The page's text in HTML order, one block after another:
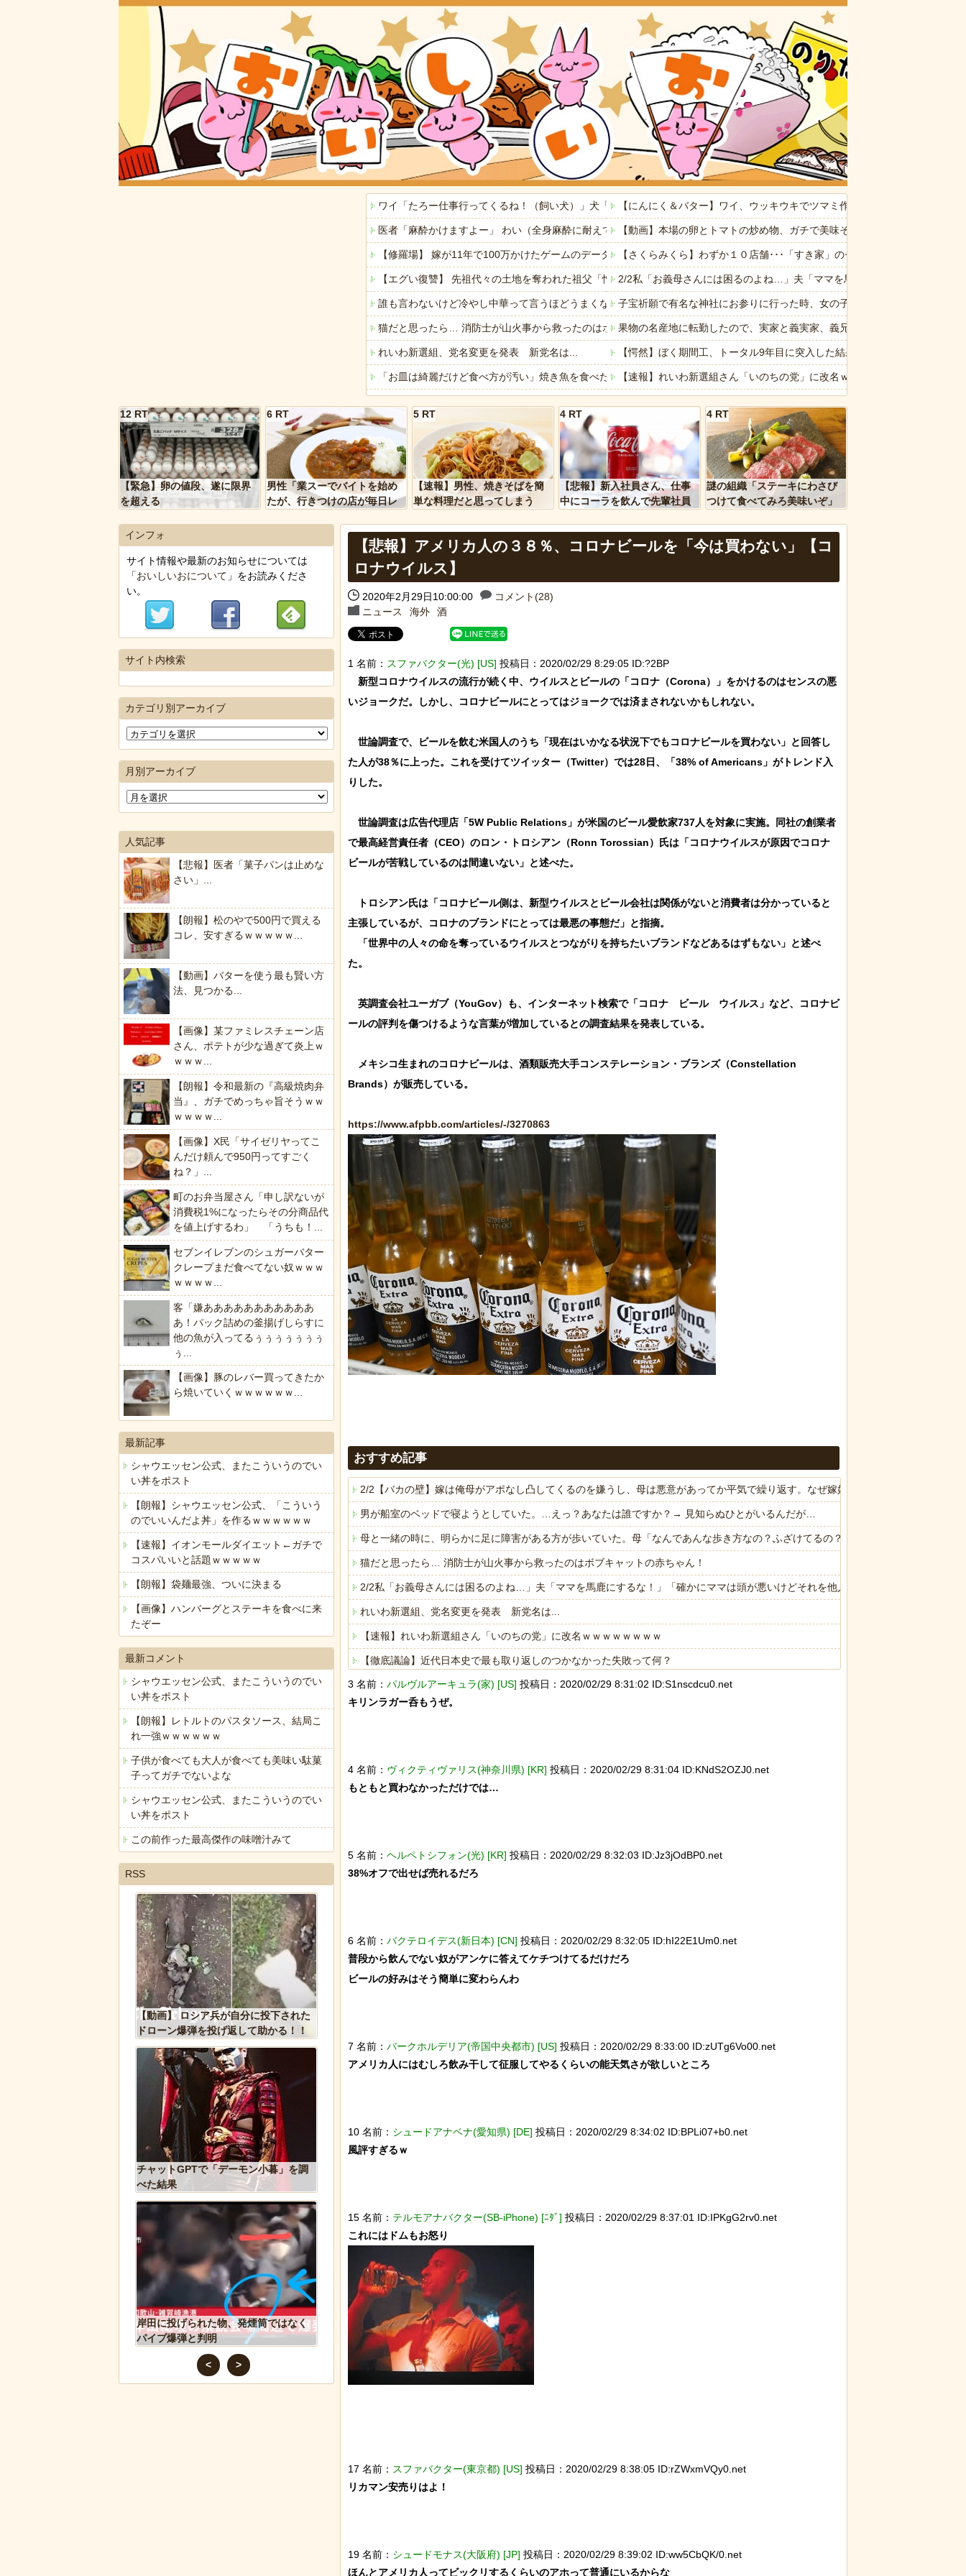
ワイ「たろー仕事行ってくるね！（飼い犬）」犬「…？（ぷい」
医者「麻酔かけますよー」 わい（全身麻酔に耐えて見せる！うおおおおおお！！！！）
【修羅場】 嫁が11年で100万かけたゲームのデータを消した８歳の息子。理由は嫁が叱った腹いせ→滅多に怒らない嫁が子供に
【エグい復讐】 先祖代々の土地を奪われた祖父「憎い！命が尽きても奴らに絶対復讐してやる！！」→祖父が亡くなりその土地
誰も言わないけど冷やし中華って言うほどうまくないよね
猫だと思ったら… 消防士が山火事から救ったのはボブキャットの赤ちゃん！
れいわ新選組、党名変更を発表 新党名は...
「お皿は綺麗だけど食べ方が汚い」焼き魚を食べた知人の信じられない所作…両手で1本ずつ箸を持ち、骨や手をしゃぶり、口か
【徹底議論】近代日本史で最も取り返しのつかなかった失敗って何？
「これで11万取られたの!?」あるX民が玄関ドアノブの修理を頼んだら…とんでもない事になった😱
「アメリカのヤンキーがアジア人にケンカを売った結果ｗｗｗ」 ほか
「あなたはアメリカを愛していますか」「はい」トランプ、国防総省職員数千人をウソ発見器にかける方針
ヒーローのサバイバルアクション Siege Survivors
【中国】パトカーの前で好演技www当たり屋やお煽り運転など盛りだくさん
Powered by livedoor 相互RSS
【にんにく＆バター】ワイ、ウッキウキでツマミ作る（画像あり）
【動画】本場の卵とトマトの炒め物、ガチで美味そうｗｗｗｗｗｗ
【さくらみくら】わずか１０店舗･･･「すき家」のゼンショーが謎コンビニ
2/2私「お義母さんには困るのよね…」夫「ママを馬鹿にするな！」「確か
子宝祈願で有名な神社にお参りに行った時、女の子が生まれるという赤い
果物の名産地に転勤したので、実家と義実家、義兄宅に直売所から果物を
【愕然】ぼく期間工、トータル9年目に突入した結果ｗｗｗｗｗｗｗｗｗｗ
【速報】れいわ新選組さん「いのちの党」に改名ｗｗｗｗｗｗｗｗ
バイク乗りワイ、バイク降りる事を決意する
【朗報】月曜から東日本をガツンと冷やしてくれる「オホーツク海高気圧」
【悲報】味噌ラーメンで行列、出来ない
Powered by livedoor 相互RSS
12 RT
【緊急】卵の値段、遂に限界
を超える
6 RT
男性「業スーでバイトを始め
たが、行きつけの店が毎日レ
5 RT
【速報】男性、焼きそばを簡
単な料理だと思ってしまう
4 RT
【悲報】新入社員さん、仕事
中にコーラを飲んで先輩社員
4 RT
謎の組織「ステーキにわさび
つけて食べてみろ美味いぞ」
【悲報】アメリカ人の３８％、コロナビールを「今は買わない」【コ
ロナウイルス】
2020年2月29日10:00:00
コメント(28)
ニュース
海外 酒
1 名前： スファバクター(光) [US] 投稿日：2020/02/29 8:29:05 ID:?2BP
新型コロナウイルスの流行が続く中、ウイルスとビールの「コロナ（Corona）」をかけるのはセンスの悪
いジョークだ。しかし、コロナビールにとってはジョークでは済まされないかもしれない。
世論調査で、ビールを飲む米国人のうち「現在はいかなる状況下でもコロナビールを買わない」と回答し
た人が38％に上った。これを受けてツイッター（Twitter）では28日、「38% of Americans」がトレンド入
りした。
世論調査は広告代理店「5W Public Relations」が米国のビール愛飲家737人を対象に実施。同社の創業者
で最高経営責任者（CEO）のロン・トロシアン（Ronn Torossian）氏は「コロナウイルスが原因でコロナ
ビールが苦戦しているのは間違いない」と述べた。
トロシアン氏は「コロナビール側は、新型ウイルスとビール会社は関係がないと消費者は分かっていると
主張しているが、コロナのブランドにとっては最悪の事態だ」と指摘。
「世界中の人々の命を奪っているウイルスとつながりを持ちたいブランドなどあるはずもない」と述べ
た。
英調査会社ユーガブ（YouGov）も、インターネット検索で「コロナ　ビール　ウイルス」など、コロナビ
ールの評判を傷つけるような言葉が増加しているとの調査結果を発表している。
メキシコ生まれのコロナビールは、酒類販売大手コンステレーション・ブランズ（Constellation
Brands）が販売している。
https://www.afpbb.com/articles/-/3270863
おすすめ記事
2/2【バカの壁】嫁は俺母がアポなし凸してくるのを嫌うし、母は悪意があってか平気で繰り返す。なぜ嫁姑は仲良くできないんだ
男が船室のベッドで寝ようとしていた。…えっ？あなたは誰ですか？→ 見知らぬひとがいるんだが…
母と一緒の時に、明らかに足に障害がある方が歩いていた。母「なんであんな歩き方なの？ふざけてるの？」
猫だと思ったら… 消防士が山火事から救ったのはボブキャットの赤ちゃん！
2/2私「お義母さんには困るのよね…」夫「ママを馬鹿にするな！」「確かにママは頭が悪いけどそれを他人に指摘されるのはムカつ
れいわ新選組、党名変更を発表 新党名は...
【速報】れいわ新選組さん「いのちの党」に改名ｗｗｗｗｗｗｗｗ
【徹底議論】近代日本史で最も取り返しのつかなかった失敗って何？
海外「日本なんて行くんじゃなかった…」 日本を知ってしまったディズニー信者、帰国後『本家』に失望する事態に
ヒーローのサバイバルアクション Siege Survivors
Powered by livedoor 相互RSS
3 名前： パルヴルアーキュラ(家) [US] 投稿日：2020/02/29 8:31:02 ID:S1nscdcu0.net
キリンラガー呑もうぜ。
4 名前： ヴィクティヴァリス(神奈川県) [KR] 投稿日：2020/02/29 8:31:04 ID:KNdS2OZJ0.net
もともと買わなかっただけでは…
5 名前： ヘルペトシフォン(光) [KR] 投稿日：2020/02/29 8:32:03 ID:Jz3jOdBP0.net
38%オフで出せば売れるだろ
6 名前： バクテロイデス(新日本) [CN] 投稿日：2020/02/29 8:32:05 ID:hI22E1Um0.net
普段から飲んでない奴がアンケに答えてケチつけてるだけだろ
ビールの好みはそう簡単に変わらんわ
7 名前： バークホルデリア(帝国中央都市) [US] 投稿日：2020/02/29 8:33:00 ID:zUTg6Vo00.net
アメリカ人にはむしろ飲み干して征服してやるくらいの能天気さが欲しいところ
10 名前： シュードアナベナ(愛知県) [DE] 投稿日：2020/02/29 8:34:02 ID:BPLi07+b0.net
風評すぎるｗ
15 名前： テルモアナバクター(SB-iPhone) [ﾆﾀﾞ] 投稿日：2020/02/29 8:37:01 ID:IPKgG2rv0.net
17 名前： スファバクター(東京都) [US] 投稿日：2020/02/29 8:38:05 ID:rZWxmVQy0.net
リカマン安売りはよ！
19 名前： シュードモナス(大阪府) [JP] 投稿日：2020/02/29 8:39:02 ID:ww5CbQK/0.net
ほんとアメリカ人ってビックリするくらいのアホって普通にいるからな
インフォ
サイト情報や最新のお知らせについては
「おいしいおについて 」をお読みくださ
い。
サイト内検索
カテゴリ別アーカイブ
月別アーカイブ
人気記事
【悲報】医者「菓子パンは止めな
さい」...
【朗報】松のやで500円で買える
コレ、安すぎるｗｗｗｗｗ...
【動画】バターを使う最も賢い方
法、見つかる...
【画像】某ファミレスチェーン店
さん、ポテトが少な過ぎて炎上ｗ
ｗｗｗ...
【朗報】令和最新の『高級焼肉弁
当』、ガチでめっちゃ旨そうｗｗ
ｗｗｗｗ...
【画像】X民「サイゼリヤってこ
んだけ頼んで950円ってすごく
ね？」...
町のお弁当屋さん「申し訳ないが
消費税1%になったらその分商品代
を値上げするわ」 「うちも！...
セブンイレブンのシュガーバター
クレープまだ食べてない奴ｗｗｗ
ｗｗｗｗ...
客「嫌あああああああああああ
あ！パック詰めの釜揚げしらすに
他の魚が入ってるぅぅぅぅぅぅぅ
ぅ...
【画像】豚のレバー買ってきたか
ら焼いていくｗｗｗｗｗｗ...
最新記事
シャウエッセン公式、またこういうのでい
い丼をポスト
【朗報】シャウエッセン公式、「こういう
のでいいんだよ丼」を作るｗｗｗｗｗｗ
【速報】イオンモールダイエット←ガチで
コスパいいと話題ｗｗｗｗｗ
【朗報】袋麺最強、ついに決まる
【画像】ハンバーグとステーキを食べに来
たぞー
最新コメント
シャウエッセン公式、またこういうのでい
い丼をポスト
【朗報】レトルトのパスタソース、結局こ
れ一強ｗｗｗｗｗｗ
子供が食べても大人が食べても美味い駄菓
子ってガチでないよな
シャウエッセン公式、またこういうのでい
い丼をポスト
この前作った最高傑作の味噌汁みて
RSS
【動画】 ロシア兵が自分に投下された
ドローン爆弾を投げ返して助かる！！
チャットGPTで「デーモン小暮」を調
べた結果
岸田に投げられた物、発煙筒ではなく
パイプ爆弾と判明
獄の黙示録みたい
迷子のウサギが警察に保護され、正式
な「警察ウサギ」となる
とが判明
ｗｗｗｗｗｗｗｗｗｗｗ
<
>